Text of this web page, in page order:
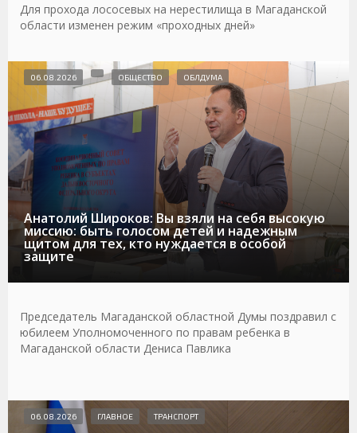
Для прохода лососевых на нерестилища в Магаданской
области изменен режим «проходных дней»
Анатолий Широков: Вы взяли на себя высокую
миссию: быть голосом детей и надежным
щитом для тех, кто нуждается в особой
защите
06.08.2026 ОБЩЕСТВО ОБЛДУМА
Председатель Магаданской областной Думы поздравил с
юбилеем Уполномоченного по правам ребенка в
Магаданской области Дениса Павлика
06.08.2026 ГЛАВНОЕ ТРАНСПОРТ